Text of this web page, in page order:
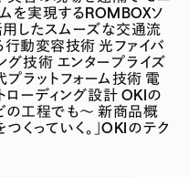
ムを実現するROMBOXソ
したスムーズな交通流
行動変容技術 光ファイバ
グ技術 エンタープライズ
ラットフォーム技術 電
ーディング設計 OKIの
の工程でも～ 新商品概
くっていく。」OKIのテク